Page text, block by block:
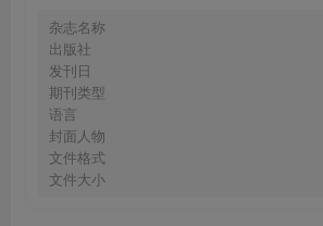
杂志名称
出版社
发刊日
期刊类型
语言
封面人物
文件格式
文件大小